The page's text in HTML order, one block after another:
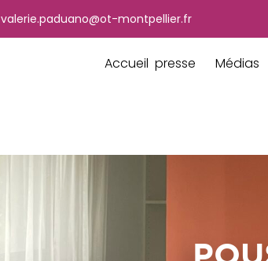
valerie.paduano@ot-montpellier.fr
Accueil presse Médias